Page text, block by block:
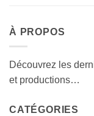
À PROPOS
Découvrez les
et productions…
CATÉGORIES